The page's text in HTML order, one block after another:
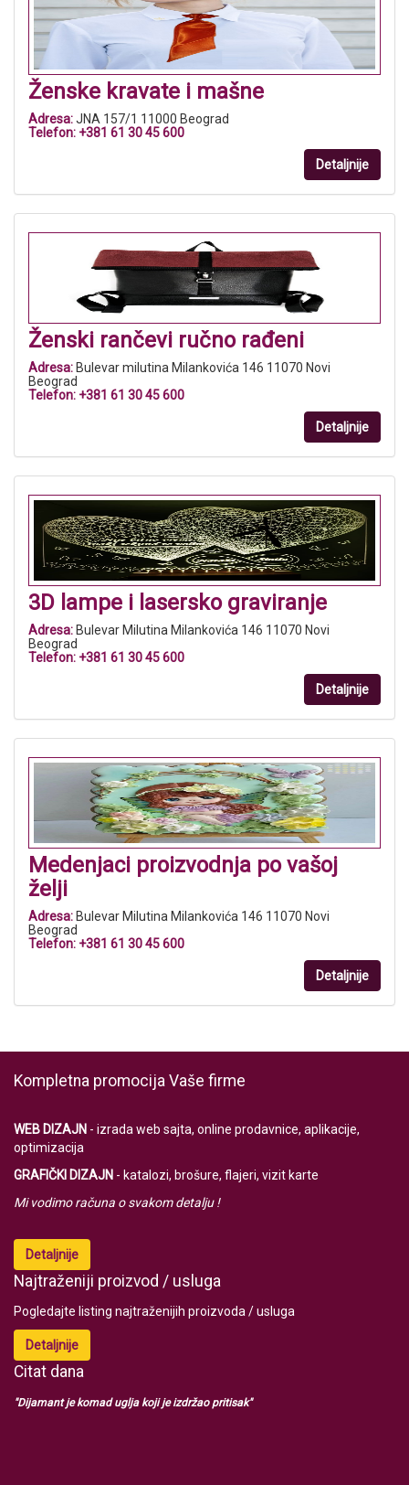
Ženske kravate i mašne
Adresa:JNA 157/1 11000 Beograd
Telefon: +381 61 30 45 600
Detaljnije
Ženski rančevi ručno rađeni
Adresa: Bulevar milutina Milankovića 146 11070 Novi
Beograd
Telefon: +381 61 30 45 600
Detaljnije
3D lampe i lasersko graviranje
Adresa: Bulevar Milutina Milankovića 146 11070 Novi
Beograd
Telefon: +381 61 30 45 600
Detaljnije
Medenjaci proizvodnja po vašoj
želji
Adresa: Bulevar Milutina Milankovića 146 11070 Novi
Beograd
Telefon: +381 61 30 45 600
Detaljnije
Kompletna promocija Vaše firme
WEB DIZAJN - izrada web sajta, online prodavnice, aplikacije,
optimizacija
GRAFIČKI DIZAJN - katalozi, brošure, flajeri, vizit karte
Mi vodimo računa o svakom detalju !
Detaljnije
Najtraženiji proizvod / usluga
Pogledajte listing najtraženijih proizvoda / usluga
Detaljnije
Citat dana
"Dijamant je komad uglja koji je izdržao pritisak"